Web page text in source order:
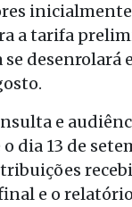
a tarifa
se desenrolará
e
dia 13 de
e o relatório